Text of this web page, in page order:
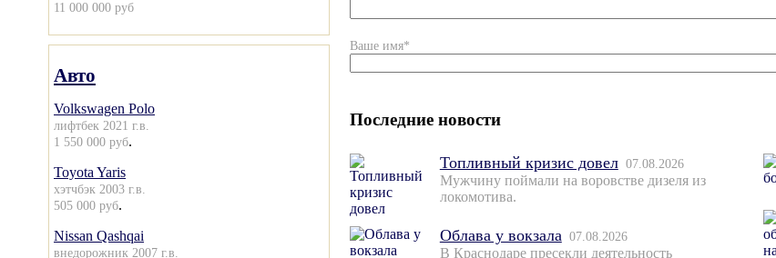
11 000 000 руб
Авто
Volkswagen Polo
лифтбек 2021 г.в.
1 550 000 руб.
Toyota Yaris
хэтчбэк 2003 г.в.
505 000 руб.
Nissan Qashqai
внедорожник 2007 г.в.
Ваше имя*
Последние новости
Топливный кризис довел 07.08.2026
Мужчину поймали на воровстве дизеля из
локомотива.
Облава у вокзала 07.08.2026
В Краснодаре пресекли деятельность